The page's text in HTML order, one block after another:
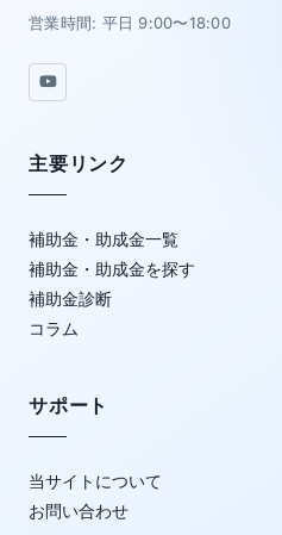
営業時間: 平日 9:00〜18:00
主要リンク
補助金・助成金一覧
補助金・助成金を探す
補助金診断
コラム
サポート
当サイトについて
お問い合わせ